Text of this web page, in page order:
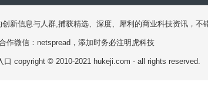
新信息与人群,捕获精选、深度、犀利的商业科技资讯，不
作微信：netspread，添加时务必注明虎科技
口 copyright © 2010-2021 hukeji.com - all rights reserved.